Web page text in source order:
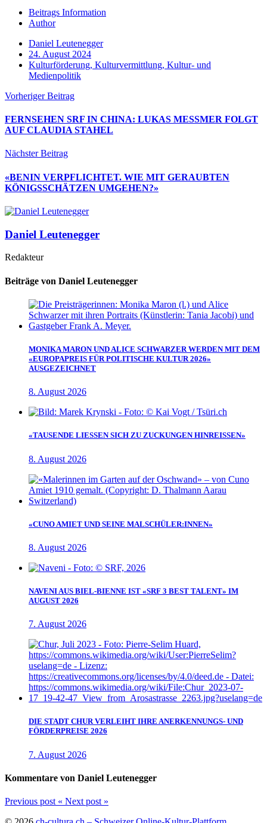
Beitrags Information
Author
Daniel Leutenegger
24. August 2024
Kulturförderung, Kulturvermittlung, Kultur- und
Medienpolitik
Vorheriger Beitrag
FERNSEHEN SRF IN CHINA: LUKAS MESSMER FOLGT
AUF CLAUDIA STAHEL
Nächster Beitrag
«BENIN VERPFLICHTET. WIE MIT GERAUBTEN
KÖNIGSSCHÄTZEN UMGEHEN?»
Daniel Leutenegger
Redakteur
Beiträge von Daniel Leutenegger
MONIKA MARON UND ALICE SCHWARZER WERDEN MIT DEM
«EUROPAPREIS FÜR POLITISCHE KULTUR 2026»
AUSGEZEICHNET
8. August 2026
«TAUSENDE LIESSEN SICH ZU ZUCKUNGEN HINREISSEN»
8. August 2026
«CUNO AMIET UND SEINE MALSCHÜLER:INNEN»
8. August 2026
NAVENI AUS BIEL-BIENNE IST «SRF 3 BEST TALENT» IM
AUGUST 2026
7. August 2026
DIE STADT CHUR VERLEIHT IHRE ANERKENNUNGS- UND
FÖRDERPREISE 2026
7. August 2026
Kommentare von Daniel Leutenegger
Previous post « Next post »